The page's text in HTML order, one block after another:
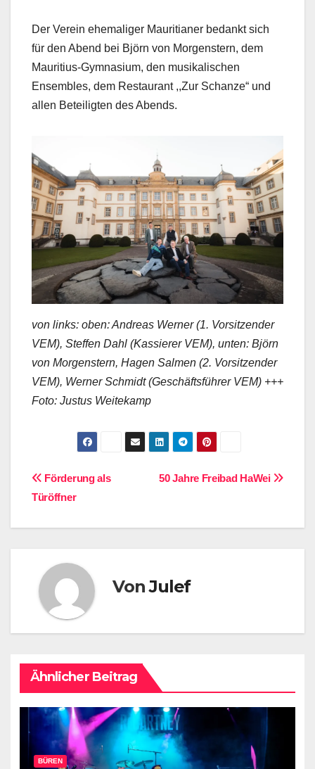
Der Verein ehemaliger Mauritianer bedankt sich
für den Abend bei Björn von Morgenstern, dem
Mauritius-Gymnasium, den musikalischen
Ensembles, dem Restaurant ,,Zur Schanze“ und
allen Beteiligten des Abends.
von links: oben: Andreas Werner (1. Vorsitzender
VEM), Steffen Dahl (Kassierer VEM), unten: Björn
von Morgenstern, Hagen Salmen (2. Vorsitzender
VEM), Werner Schmidt (Geschäftsführer VEM) +++
Foto: Justus Weitekamp
Beitragsnavigation
50 Jahre Freibad HaWei
Förderung als
Türöffner
VonJulef
Ähnlicher Beitrag
BÜREN